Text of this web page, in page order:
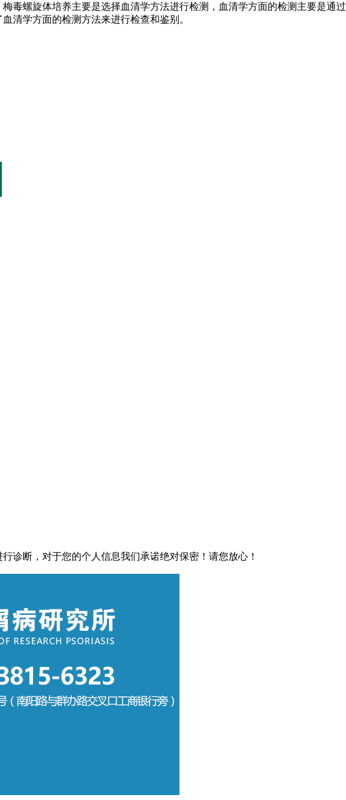
毒螺旋体培养主要是选择血清学方法进行检测，血清学方面的检测主要是通
清学方面的检测方法来进行检查和鉴别。
诊断，对于您的个人信息我们承诺绝对保密！请您放心！